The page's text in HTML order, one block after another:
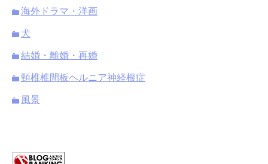
海外ドラマ・洋画
犬
結婚・離婚・再婚
頸椎椎間板ヘルニア神経根症
風景